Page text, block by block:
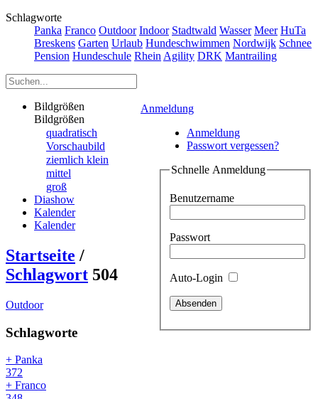
Schlagworte
Panka Franco Outdoor Indoor Stadtwald Wasser Meer HuTa
Breskens Garten Urlaub Hundeschwimmen Nordwijk Schnee
Pension Hundeschule Rhein Agility DRK Mantrailing
Anmeldung
Anmeldung
Passwort vergessen?
Schnelle Anmeldung
Benutzername
Passwort
Auto-Login
Bildgrößen
Bildgrößen
quadratisch
Vorschaubild
ziemlich klein
mittel
groß
Diashow
Kalender
Kalender
Startseite /
Schlagwort 504
Outdoor
Schlagworte
+ Panka
372
+ Franco